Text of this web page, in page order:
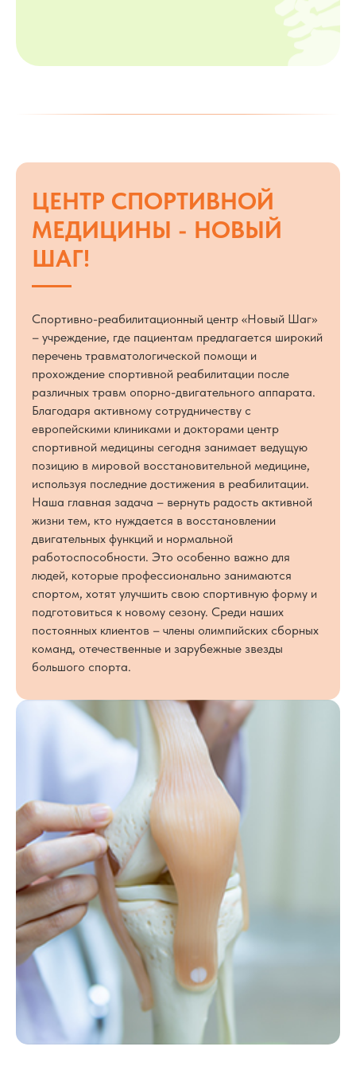
ЦЕНТР СПОРТИВНОЙ
МЕДИЦИНЫ - НОВЫЙ
ШАГ!
Спортивно-реабилитационный центр «Новый Шаг»
– учреждение, где пациентам предлагается широкий
перечень травматологической помощи и
прохождение спортивной реабилитации после
различных травм опорно-двигательного аппарата.
Благодаря активному сотрудничеству с
европейскими клиниками и докторами центр
спортивной медицины сегодня занимает ведущую
позицию в мировой восстановительной медицине,
используя последние достижения в реабилитации.
Наша главная задача – вернуть радость активной
жизни тем, кто нуждается в восстановлении
двигательных функций и нормальной
работоспособности. Это особенно важно для
людей, которые профессионально занимаются
спортом, хотят улучшить свою спортивную форму и
подготовиться к новому сезону. Среди наших
постоянных клиентов – члены олимпийских сборных
команд, отечественные и зарубежные звезды
большого спорта.